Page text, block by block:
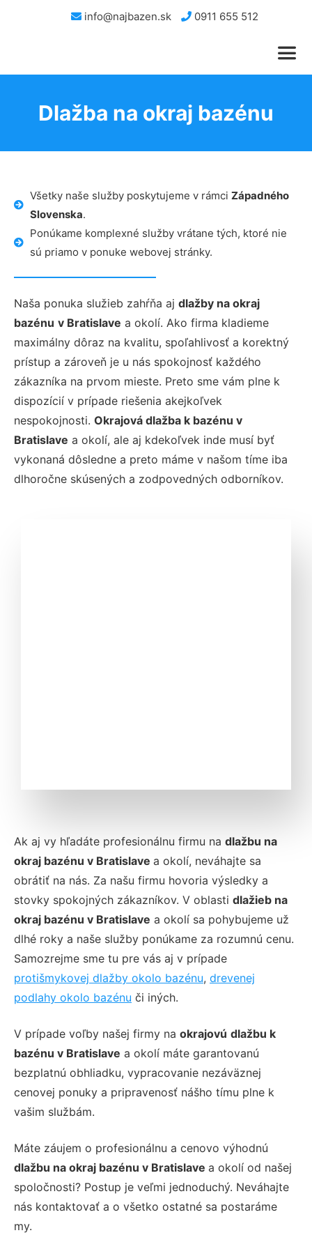
info@najbazen.sk 0911 655 512
Dlažba na okraj bazénu
Všetky naše služby poskytujeme v rámci Západného
Slovenska.
Ponúkame komplexné služby vrátane tých, ktoré nie
sú priamo v ponuke webovej stránky.
Naša ponuka služieb zahŕňa aj dlažby na okraj
bazénu v Bratislave a okolí. Ako firma kladieme
maximálny dôraz na kvalitu, spoľahlivosť a korektný
prístup a zároveň je u nás spokojnosť každého
zákazníka na prvom mieste. Preto sme vám plne k
dispozícií v prípade riešenia akejkoľvek
nespokojnosti. Okrajová dlažba k bazénu v
Bratislave a okolí, ale aj kdekoľvek inde musí byť
vykonaná dôsledne a preto máme v našom tíme iba
dlhoročne skúsených a zodpovedných odborníkov.
Ak aj vy hľadáte profesionálnu firmu na dlažbu na
okraj bazénu v Bratislave a okolí, neváhajte sa
obrátiť na nás. Za našu firmu hovoria výsledky a
stovky spokojných zákazníkov. V oblasti dlažieb na
okraj bazénu v Bratislave a okolí sa pohybujeme už
dlhé roky a naše služby ponúkame za rozumnú cenu.
Samozrejme sme tu pre vás aj v prípade
protišmykovej dlažby okolo bazénu, drevenej
podlahy okolo bazénu či iných.
V prípade voľby našej firmy na okrajovú dlažbu k
bazénu v Bratislave a okolí máte garantovanú
bezplatnú obhliadku, vypracovanie nezáväznej
cenovej ponuky a pripravenosť nášho tímu plne k
vašim službám.
Máte záujem o profesionálnu a cenovo výhodnú
dlažbu na okraj bazénu v Bratislave a okolí od našej
spoločnosti? Postup je veľmi jednoduchý. Neváhajte
nás kontaktovať a o všetko ostatné sa postaráme
my.